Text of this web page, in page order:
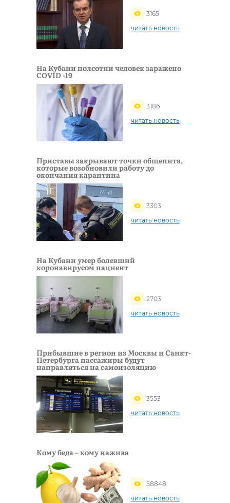
3165
читать новость
На Кубани полсотни человек заражено
COVID -19
3186
читать новость
Приставы закрывают точки общепита,
которые возобновили работу до
окончания карантина
3303
читать новость
На Кубани умер болевший
коронавирусом пациент
2703
читать новость
Прибывшие в регион из Москвы и Санкт-
Петербурга пассажиры будут
направляться на самоизоляцию
3553
читать новость
Кому беда – кому нажива
58848
читать новость